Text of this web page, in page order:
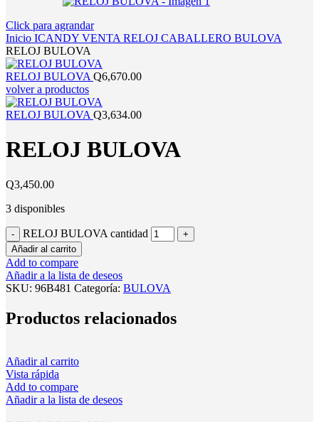
Click para agrandar
Inicio ICANDY VENTA RELOJ CABALLERO BULOVA
RELOJ BULOVA
RELOJ BULOVA Q6,670.00
volver a productos
RELOJ BULOVA Q3,634.00
RELOJ BULOVA
Q3,450.00
3 disponibles
RELOJ BULOVA cantidad
Añadir al carrito
Add to compare
Añadir a la lista de deseos
SKU: 96B481 Categoría: BULOVA
Productos relacionados
Añadir al carrito
Vista rápida
Add to compare
Añadir a la lista de deseos